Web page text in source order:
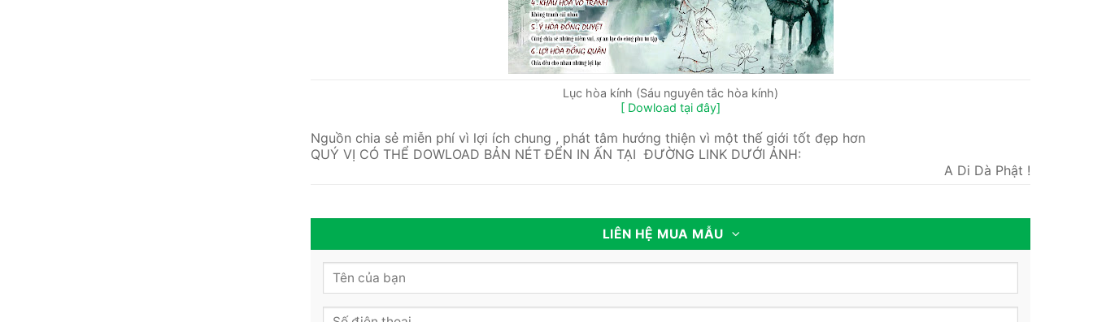
Lục hòa kính (Sáu nguyên tắc hòa kính)
[ Dowload tại đây]
Nguồn chia sẻ miễn phí vì lợi ích chung , phát tâm hướng thiện vì một thế giới tốt đẹp hơn
QUÝ VỊ CÓ THỂ DOWLOAD BẢN NÉT ĐỂN IN ẤN TẠI ĐƯỜNG LINK DƯỚI ẢNH:
A Di Dà Phật !
LIÊN HỆ MUA MẪU